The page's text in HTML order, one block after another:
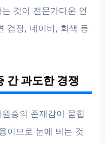
것이 전문가다운 인
검정, 네이비, 회색 등
간 과도한 경쟁
증의 존재감이 묻힙
이므로 눈에 띄는 것